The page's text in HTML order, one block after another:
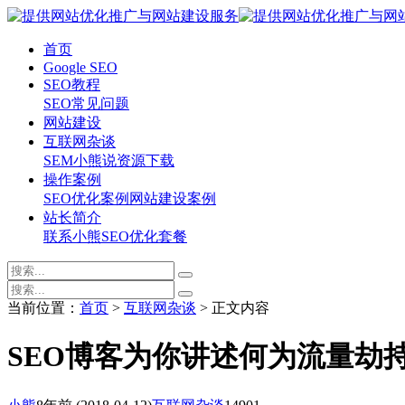
首页
Google SEO
SEO教程
SEO常见问题
网站建设
互联网杂谈
SEM小熊说资源下载
操作案例
SEO优化案例 网站建设案例
站长简介
联系小熊SEO优化套餐
当前位置： 首页 > 互联网杂谈 > 正文内容
SEO博客为你讲述何为流量劫